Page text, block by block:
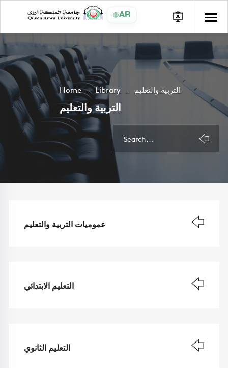
AR
Home Library التربية والتعليم
التربية والتعليم
عموميات التربية والتعليم
التعليم الابتدائي
التعليم الثانوي